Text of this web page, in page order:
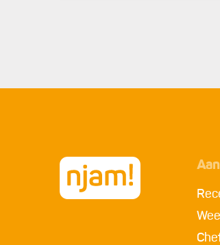
Meg de dubbele room met